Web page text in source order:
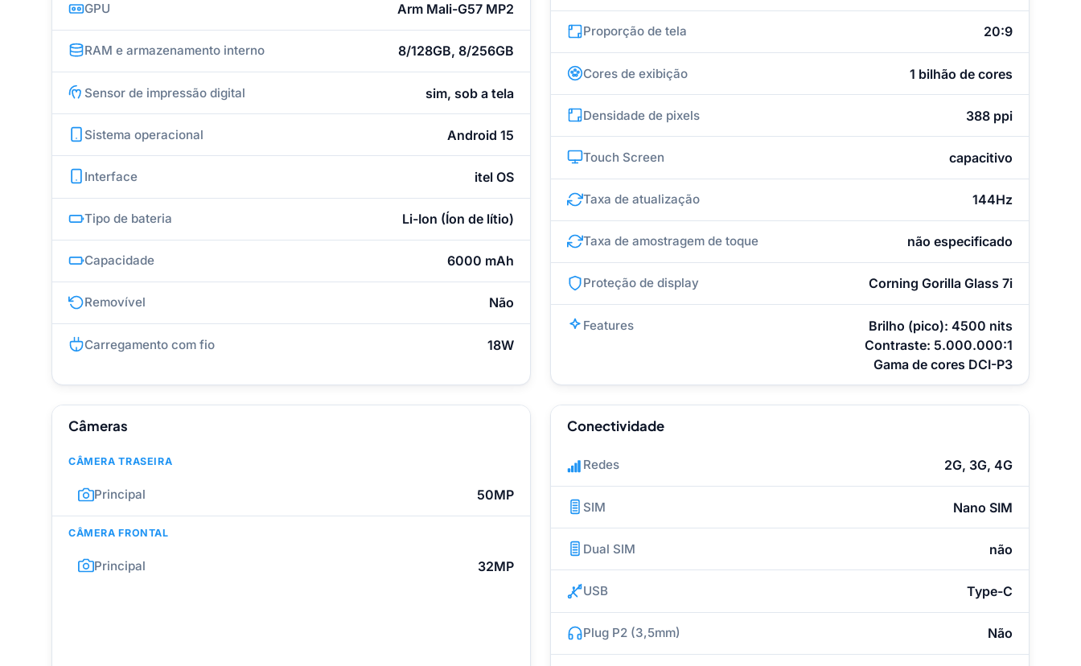
GPU Arm Mali-G57 MP2
RAM e armazenamento interno 8/128GB, 8/256GB
Sensor de impressão digital sim, sob a tela
Sistema operacional Android 15
Interface itel OS
Tipo de bateria Li-Ion (Íon de lítio)
Capacidade 6000 mAh
Removível Não
Carregamento com fio 18W
Proporção de tela 20:9
Cores de exibição 1 bilhão de cores
Densidade de pixels 388 ppi
Touch Screen capacitivo
Taxa de atualização 144Hz
Taxa de amostragem de toque não especificado
Proteção de display Corning Gorilla Glass 7i
Features
Brilho (pico): 4500 nits
Contraste: 5.000.000:1
Gama de cores DCI-P3
Câmeras
CÂMERA TRASEIRA
Principal 50MP
CÂMERA FRONTAL
Principal 32MP
Conectividade
Redes 2G, 3G, 4G
SIM Nano SIM
Dual SIM não
USB Type-C
Plug P2 (3,5mm) Não